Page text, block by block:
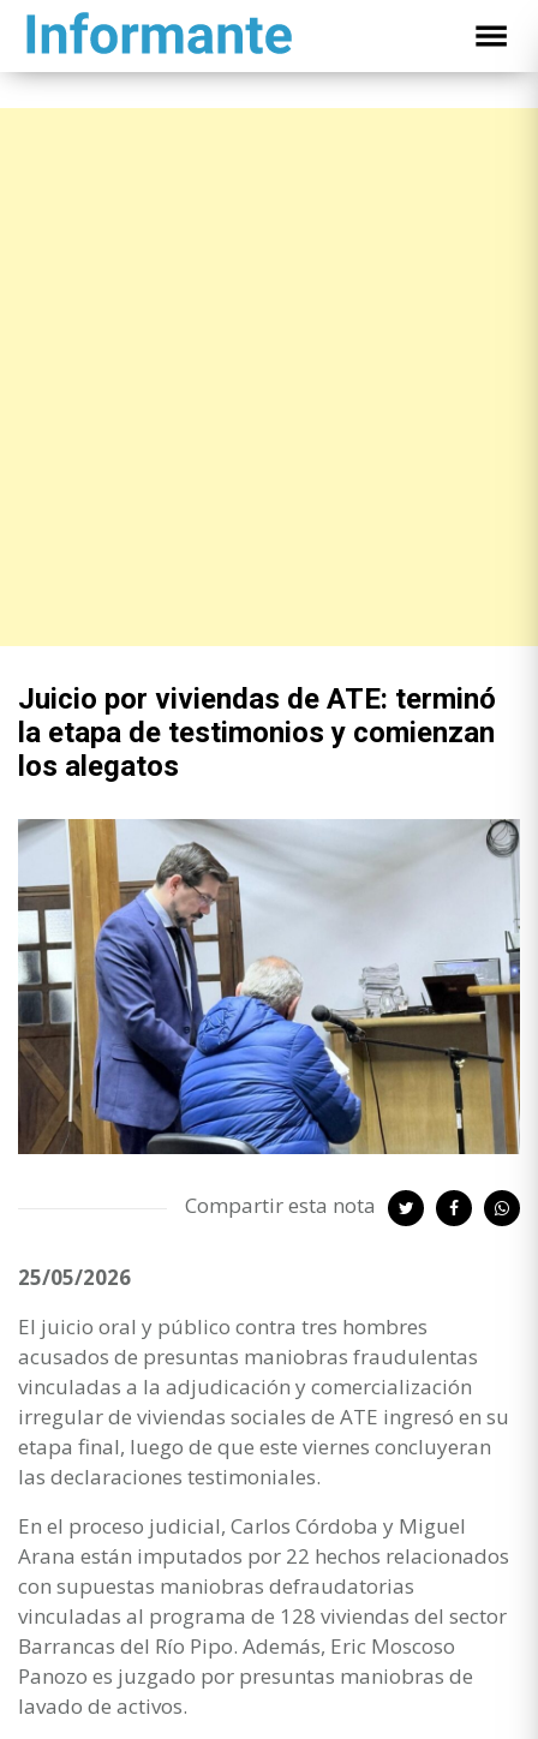
Juicio por viviendas de ATE: terminó
la etapa de testimonios y comienzan
los alegatos
Compartir esta nota
25/05/2026
El juicio oral y público contra tres hombres
acusados de presuntas maniobras fraudulentas
vinculadas a la adjudicación y comercialización
irregular de viviendas sociales de ATE ingresó en su
etapa final, luego de que este viernes concluyeran
las declaraciones testimoniales.
En el proceso judicial, Carlos Córdoba y Miguel
Arana están imputados por 22 hechos relacionados
con supuestas maniobras defraudatorias
vinculadas al programa de 128 viviendas del sector
Barrancas del Río Pipo. Además, Eric Moscoso
Panozo es juzgado por presuntas maniobras de
lavado de activos.